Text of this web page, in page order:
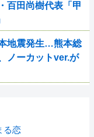
百田尚樹代表「甲
地震発生…熊本総
ノーカットver.が
る恋